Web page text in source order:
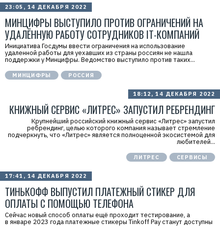
23:05, 14 ДЕКАБРЯ 2022
МИНЦИФРЫ ВЫСТУПИЛО ПРОТИВ ОГРАНИЧЕНИЙ НА
УДАЛЁННУЮ РАБОТУ СОТРУДНИКОВ IT-КОМПАНИЙ
Инициатива Госдумы ввести ограничения на использование
удаленной работы для уехавших из страны россиян не нашла
поддержки у Минцифры. Ведомство выступило против таких...
МИНЦИФРЫ РОССИЯ
18:12, 14 ДЕКАБРЯ 2022
КНИЖНЫЙ СЕРВИС «ЛИТРЕС» ЗАПУСТИЛ РЕБРЕНДИНГ
Крупнейший российский книжный сервис «Литрес» запустил
ребрендинг, целью которого компания называет стремление
подчеркнуть, что «Литрес» является полноценной экосистемой для
любителей...
ЛИТРЕС СЕРВИСЫ
17:41, 14 ДЕКАБРЯ 2022
ТИНЬКОФФ ВЫПУСТИЛ ПЛАТЕЖНЫЙ СТИКЕР ДЛЯ
ОПЛАТЫ С ПОМОЩЬЮ ТЕЛЕФОНА
Сейчас новый способ оплаты ещё проходит тестирование, а
в январе 2023 года платежные стикеры Tinkoff Pay станут доступны